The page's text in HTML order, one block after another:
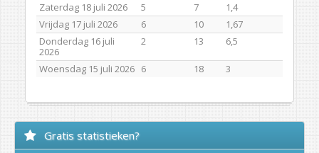
Zaterdag 18 juli 2026
5 7
1,4
Vrijdag 17 juli 2026
6 10
1,67
Donderdag 16 juli
2026
2 13 6,5
Woensdag 15 juli 2026 6 18 3
Gratis statistieken?